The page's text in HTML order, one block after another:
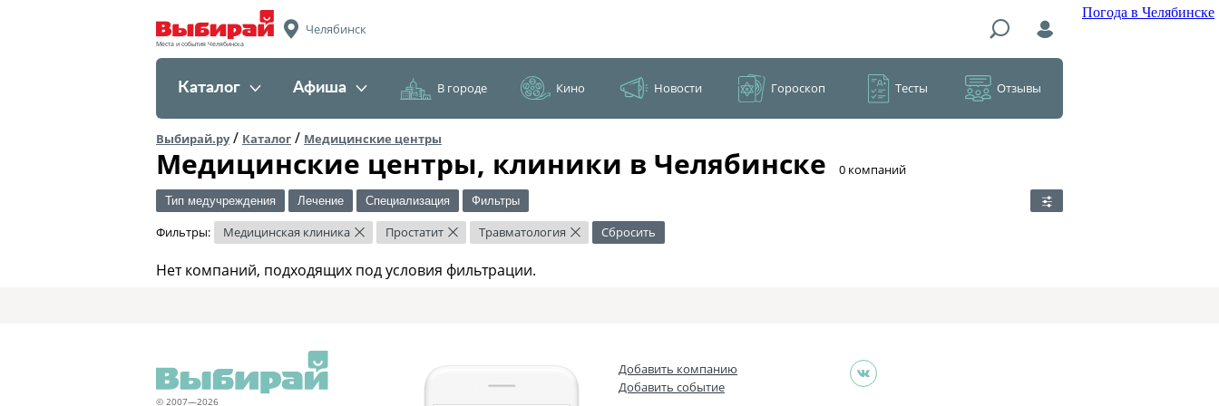
Погода в Челябинске
Места и события Челябинска
Челябинск
Каталог Афиша В городе Кино Новости Гороскоп Тесты Отзывы
Выбирай.ру/ Каталог / Медицинские центры
Медицинские центры, клиники в Челябинске ​0 компаний
Тип медучреждения Лечение Специализация Фильтры
Фильтры: Медицинская клиника × Простатит × Травматология × Сбросить
Нет компаний, подходящих под условия фильтрации.
© 2007—2026
Добавить компанию
Добавить событие